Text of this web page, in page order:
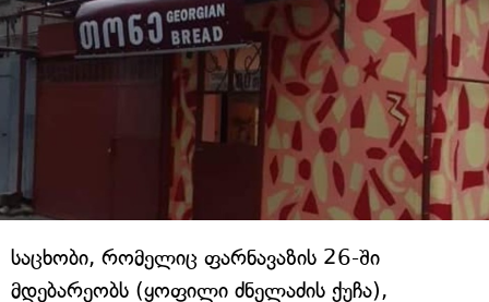
საცხობი, რომელიც ფარნავაზის 26-ში
მდებარეობს (ყოფილი ძნელაძის ქუჩა),